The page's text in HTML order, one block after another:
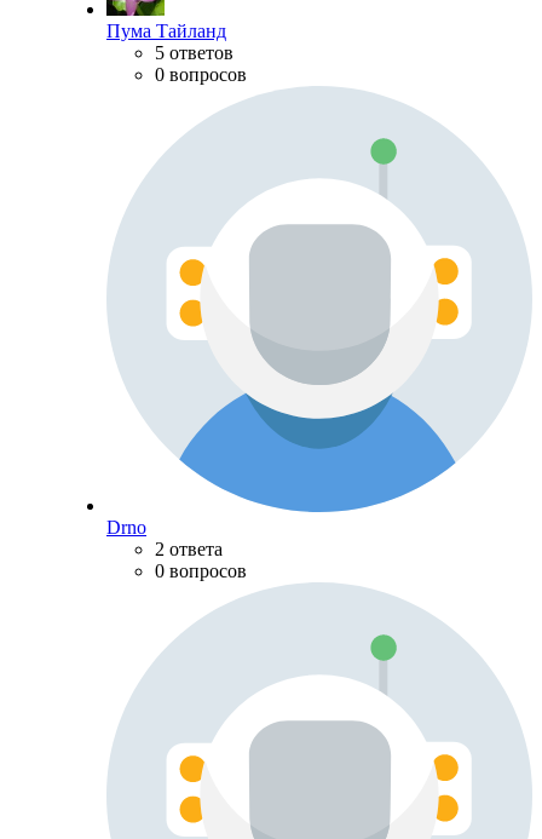
Пума Тайланд
5 ответов
0 вопросов
Drno
2 ответа
0 вопросов